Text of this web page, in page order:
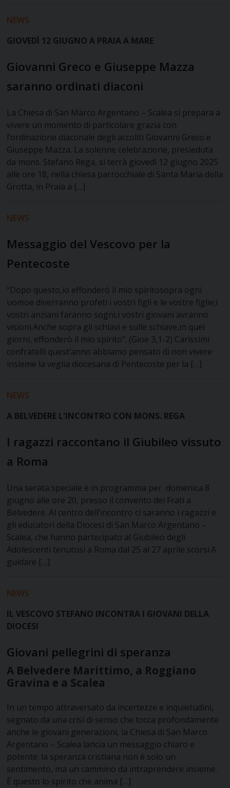
NEWS
GIOVEDÌ 12 GIUGNO A PRAIA A MARE
Giovanni Greco e Giuseppe Mazza
saranno ordinati diaconi
La Chiesa di San Marco Argentano – Scalea si prepara a
vivere un momento di particolare grazia con
l’ordinazione diaconale degli accoliti Giovanni Greco e
Giuseppe Mazza. La solenne celebrazione, presieduta
da mons. Stefano Rega, si terrà giovedì 12 giugno 2025
alle ore 18, nella chiesa parrocchiale di Santa Maria della
Grotta, in Praia a […]
NEWS
Messaggio del Vescovo per la
Pentecoste
“Dopo questo,io effonderò il mio spiritosopra ogni
uomoe diverranno profeti i vostri figli e le vostre figlie;i
vostri anziani faranno sogni,i vostri giovani avranno
visioni.Anche sopra gli schiavi e sulle schiave,in quei
giorni, effonderò il mio spirito”. (Gioe 3,1-2) Carissimi
confratelli quest’anno abbiamo pensato di non vivere
insieme la veglia diocesana di Pentecoste per la […]
NEWS
A BELVEDERE L'INCONTRO CON MONS. REGA
I ragazzi raccontano il Giubileo vissuto
a Roma
Una serata speciale è in programma per domenica 8
giugno alle ore 20, presso il convento dei Frati a
Belvedere. Al centro dell’incontro ci saranno i ragazzi e
gli educatori della Diocesi di San Marco Argentano –
Scalea, che hanno partecipato al Giubileo degli
Adolescenti tenutosi a Roma dal 25 al 27 aprile scorsi.A
guidare […]
NEWS
IL VESCOVO STEFANO INCONTRA I GIOVANI DELLA
DIOCESI
Giovani pellegrini di speranza
A Belvedere Marittimo, a Roggiano
Gravina e a Scalea
In un tempo attraversato da incertezze e inquietudini,
segnato da una crisi di senso che tocca profondamente
anche le giovani generazioni, la Chiesa di San Marco
Argentano – Scalea lancia un messaggio chiaro e
potente: la speranza cristiana non è solo un
sentimento, ma un cammino da intraprendere insieme.
È questo lo spirito che anima […]